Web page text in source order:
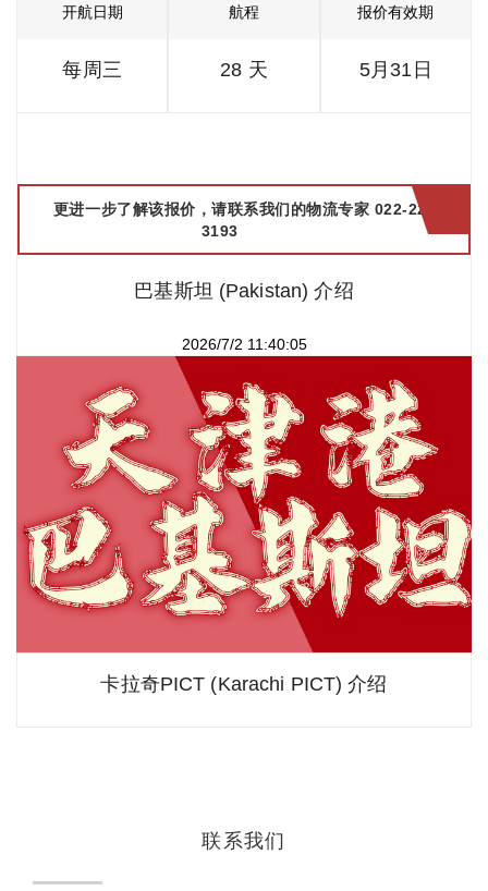
开航日期
每周三
航程
28 天
报价有效期
5月31日
更进一步了解该报价，请联系我们的物流专家 022-2299
3193
巴基斯坦 (Pakistan) 介绍
2026/7/2 11:40:05
卡拉奇PICT (Karachi PICT) 介绍
联系我们